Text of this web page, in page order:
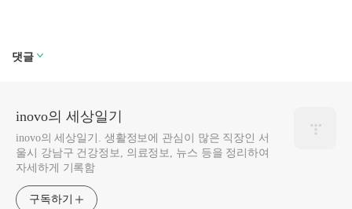
댓글
inovo의 세상일기
inovo의 세상일기. 생활정보에 관심이 많은 직장인 서
울시 강남구 건강정보, 의료정보, 뉴스 등을 정리하여
자세하게 기록함
구독하기